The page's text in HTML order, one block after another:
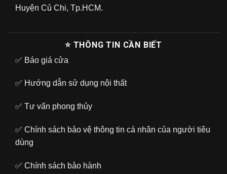
Huyện Củ Chi, Tp.HCM.
⭐ THÔNG TIN CẦN BIẾT
✅ Báo giá cửa
✅ Hướng dẫn sử dụng nội thất
✅ Tư vấn phong thủy
✅ Chính sách bảo vệ thông tin cá nhân của người tiêu
dùng
✅ Chính sách bảo hành